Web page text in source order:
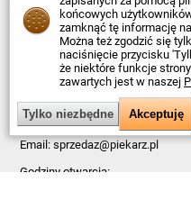
O Firmie
Data ostatniej aktualizacji: 2026-
© Firma Piekarz Sp. z o.o. 2000-
Sklep elektroniczny Firma
ul. Wólczyńska 206
01-919 Warszawa
NIP: 118-15-77-240
Email:sprzedaz@piekarz.pl
Godziny otwarcia:
końcowych
zamknąć tę informację
Można też zgodzić się
naciśnięcie przycisku
że niektóre funkcje
zawartych jest w naszej